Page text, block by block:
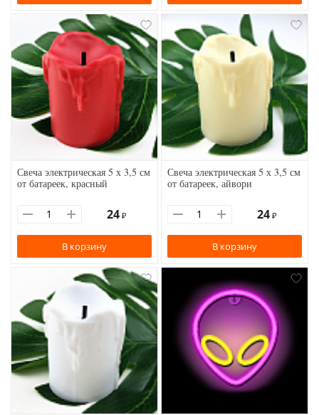
Свеча электрическая 5 х 3,5 см
от батареек, красный
24 ₽
В корзину
Свеча электрическая 5 х 3,5 см
от батареек, айвори
24 ₽
В корзину